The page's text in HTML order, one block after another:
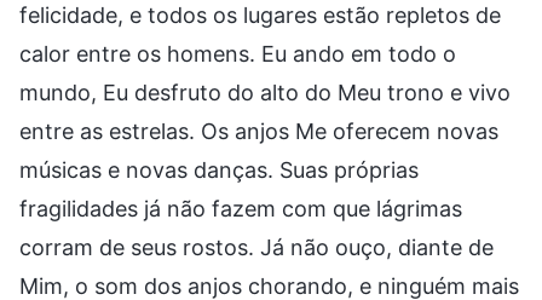
felicidade, e todos os lugares estão repletos de
calor entre os homens. Eu ando em todo o
mundo, Eu desfruto do alto do Meu trono e vivo
entre as estrelas. Os anjos Me oferecem novas
músicas e novas danças. Suas próprias
fragilidades já não fazem com que lágrimas
corram de seus rostos. Já não ouço, diante de
Mim, o som dos anjos chorando, e ninguém mais